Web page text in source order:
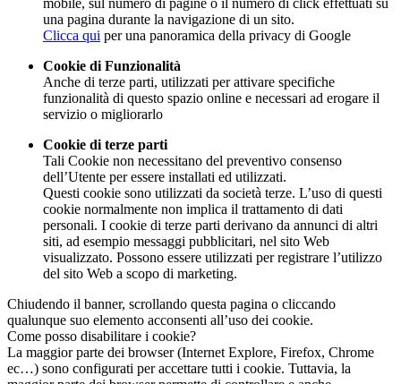
una pagina durante la navigazione di un sito.
Clicca qui per una panoramica della privacy di Google
Cookie di Funzionalità
Anche di terze parti, utilizzati per attivare specifiche
funzionalità di questo spazio online e necessari ad erogare il
servizio o migliorarlo
Cookie di terze parti
Tali Cookie non necessitano del preventivo consenso
dell’Utente per essere installati ed utilizzati.
Questi cookie sono utilizzati da società terze. L’uso di questi
cookie normalmente non implica il trattamento di dati
personali. I cookie di terze parti derivano da annunci di altri
siti, ad esempio messaggi pubblicitari, nel sito Web
visualizzato. Possono essere utilizzati per registrare l’utilizzo
del sito Web a scopo di marketing.
Chiudendo il banner, scrollando questa pagina o cliccando
qualunque suo elemento acconsenti all’uso dei cookie.
Come posso disabilitare i cookie?
La maggior parte dei browser (Internet Explore, Firefox, Chrome
ec…) sono configurati per accettare tutti i cookie. Tuttavia, la